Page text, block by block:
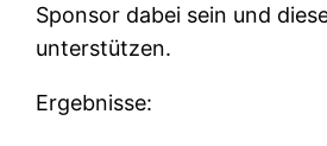
Sponsor dabei sein und
unterstützen.
Ergebnisse: